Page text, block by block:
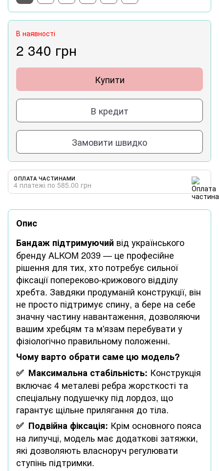
В наявності
2 340 грн
Купити
В кредит
Замовити швидко
ОПЛАТА ЧАСТИНАМИ
4 платежі по 585.00 грн
Опис
Бандаж підтримуючий від українського
бренду ALKOM 2039 — це професійне
рішення для тих, хто потребує сильної
фіксації попереково-крижового відділу
хребта. Завдяки продуманій конструкції, він
не просто підтримує спину, а бере на себе
значну частину навантаження, дозволяючи
вашим хребцям та м'язам перебувати у
фізіологічно правильному положенні.
Чому варто обрати саме цю модель?
✅ Максимальна стабільність: Конструкція
включає 4 металеві ребра жорсткості та
спеціальну подушечку під лордоз, що
гарантує щільне прилягання до тіла.
✅ Подвійна фіксація: Крім основного пояса
на липучці, модель має додаткові затяжки,
які дозволяють власноруч регулювати
ступінь підтримки.